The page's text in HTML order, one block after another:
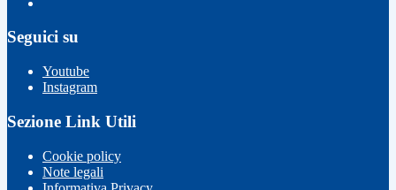
Seguici su
Youtube
Instagram
Sezione Link Utili
Cookie policy
Note legali